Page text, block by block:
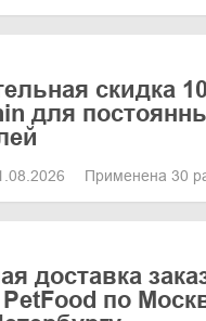
скидка
для
Применена 30
доставка
PetFood по